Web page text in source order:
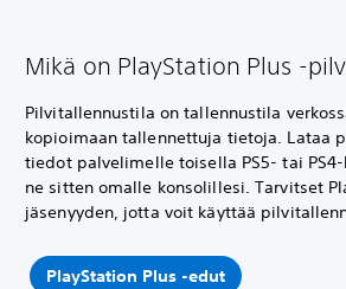
Mikä on PlayStation Plus -
Pilvitallennustila on tallennustila
kopioimaan tallennettuja tietoja. Lataa
tiedot palvelimelle toisella PS5- tai
ne sitten omalle konsolillesi. Tarvitset
jäsenyyden, jotta voit käyttää
PlayStation Plus -edut